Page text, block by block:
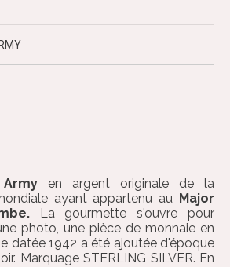
en argent originale de la
ayant appartenu au Major
La gourmette s'ouvre pour
photo, une pièce de monnaie en
datée 1942 a été ajoutée d'époque
Marquage STERLING SILVER. En